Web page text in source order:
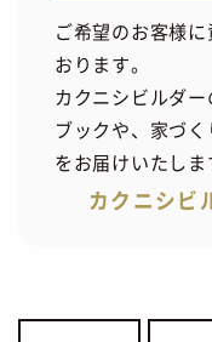
ご希望のお客様
おります。
カクニシビルダ
ブックや、家づ
をお届けいたしま
カクニシビ